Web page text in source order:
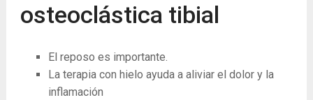
osteoclástica tibial
El reposo es importante.
La ​​terapia con hielo ayuda a aliviar el dolor y la
inflamación